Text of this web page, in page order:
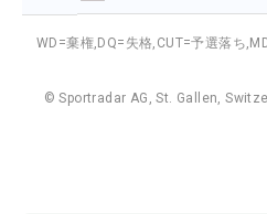
WD=棄権, DQ=失格, CUT=予選落ち,
© Sportradar AG, St. Gallen,